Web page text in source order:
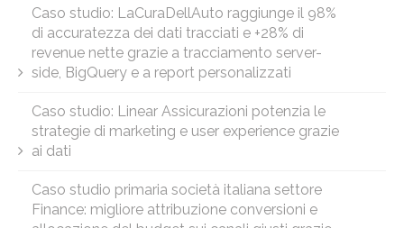
Caso studio: LaCuraDellAuto raggiunge il 98%
di accuratezza dei dati tracciati e +28% di
revenue nette grazie a tracciamento server-
side, BigQuery e a report personalizzati
Caso studio: Linear Assicurazioni potenzia le
strategie di marketing e user experience grazie
ai dati
Caso studio primaria società italiana settore
Finance: migliore attribuzione conversioni e